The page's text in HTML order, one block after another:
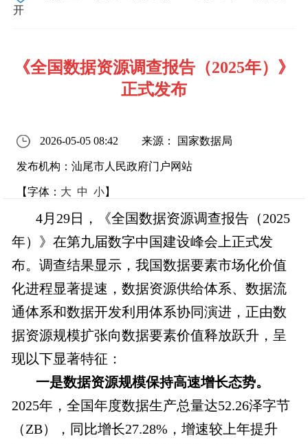
开
《全国数据资源调查报告（2025年）》
正式发布
2026-05-05 08:42 来源： 国家数据局
发布机构：汕尾市人民政府门户网站
【字体： 大 中 小】
4月29日，《全国数据资源调查报告（2025
年）》在第九届数字中国建设峰会上正式发
布。调查结果显示，我国数据要素市场化价值
化进程显著提速，数据资源供给体系、数据流
通体系和数据开发利用体系协同演进，正由数
据资源规模扩张向数据要素价值释放跃升，呈
现以下显著特征：
一是数据资源规模保持高速增长态势。
2025年，全国年度数据生产总量达52.26泽字节
（ZB），同比增长27.28%，增速较上年提升